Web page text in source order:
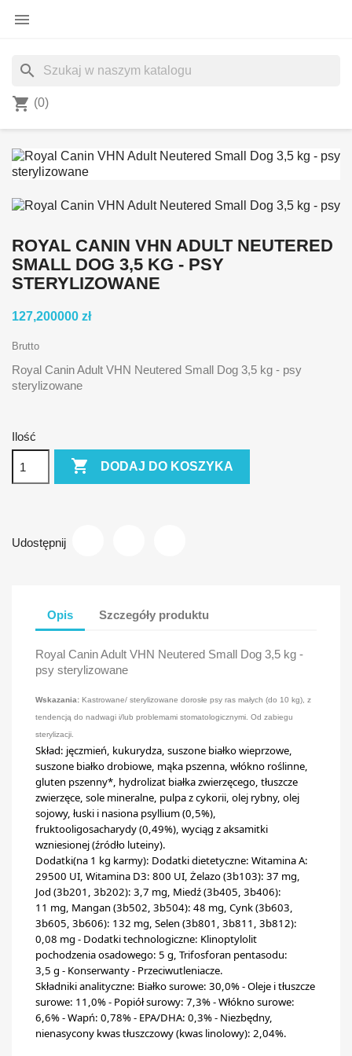

search
shopping_cart (0)
ROYAL CANIN VHN ADULT NEUTERED
SMALL DOG 3,5 KG - PSY
STERYLIZOWANE
127,200000 zł
Brutto
Royal Canin Adult VHN Neutered Small Dog 3,5 kg - psy
sterylizowane
Ilość
 DODAJ DO KOSZYKA
Udostępnij
Opis Szczegóły produktu
Royal Canin Adult VHN Neutered Small Dog 3,5 kg -
psy sterylizowane
Wskazania: Kastrowane/ sterylizowane dorosłe psy ras małych (do 10 kg), z
tendencją do nadwagi i/lub problemami stomatologicznymi. Od zabiegu
sterylizacji.
Skład: jęczmień, kukurydza, suszone białko wieprzowe,
suszone białko drobiowe, mąka pszenna, włókno roślinne,
gluten pszenny*, hydrolizat białka zwierzęcego, tłuszcze
zwierzęce, sole mineralne, pulpa z cykorii, olej rybny, olej
sojowy, łuski i nasiona psyllium (0,5%),
fruktooligosacharydy (0,49%), wyciąg z aksamitki
wzniesionej (źródło luteiny).
Dodatki(na 1 kg karmy): Dodatki dietetyczne: Witamina A:
29500 UI, Witamina D3: 800 UI, Żelazo (3b103): 37 mg,
Jod (3b201, 3b202): 3,7 mg, Miedź (3b405, 3b406):
11 mg, Mangan (3b502, 3b504): 48 mg, Cynk (3b603,
3b605, 3b606): 132 mg, Selen (3b801, 3b811, 3b812):
0,08 mg - Dodatki technologiczne: Klinoptylolit
pochodzenia osadowego: 5 g, Trifosforan pentasodu:
3,5 g - Konserwanty - Przeciwutleniacze.
Składniki analityczne: Białko surowe: 30,0% - Oleje i tłuszcze
surowe: 11,0% - Popiół surowy: 7,3% - Włókno surowe:
6,6% - Wapń: 0,78% - EPA/DHA: 0,3% - Niezbędny,
nienasycony kwas tłuszczowy (kwas linolowy): 2,04%.